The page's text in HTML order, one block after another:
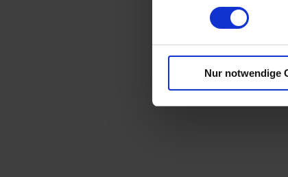
Nur notwendige